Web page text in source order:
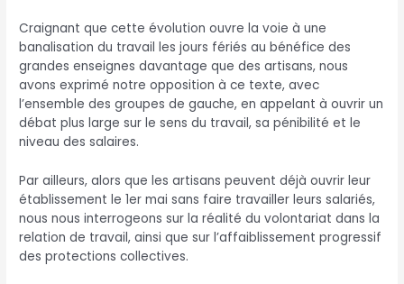
Craignant que cette évolution ouvre la voie à une
banalisation du travail les jours fériés au bénéfice des
grandes enseignes davantage que des artisans, nous
avons exprimé notre opposition à ce texte, avec
l’ensemble des groupes de gauche, en appelant à ouvrir un
débat plus large sur le sens du travail, sa pénibilité et le
niveau des salaires.
Par ailleurs, alors que les artisans peuvent déjà ouvrir leur
établissement le 1er mai sans faire travailler leurs salariés,
nous nous interrogeons sur la réalité du volontariat dans la
relation de travail, ainsi que sur l’affaiblissement progressif
des protections collectives.